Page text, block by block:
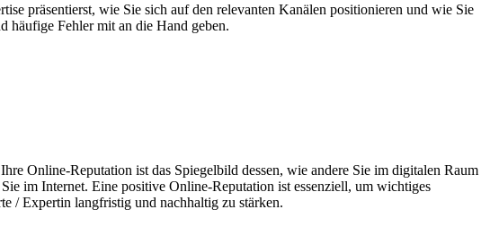
präsentierst, wie Sie sich auf den relevanten Kanälen positionieren und wie Sie
häufige Fehler mit an die Hand geben.
Online-Reputation ist das Spiegelbild dessen, wie andere Sie im digitalen Raum
im Internet. Eine positive Online-Reputation ist essenziell, um wichtiges
/ Expertin langfristig und nachhaltig zu stärken.